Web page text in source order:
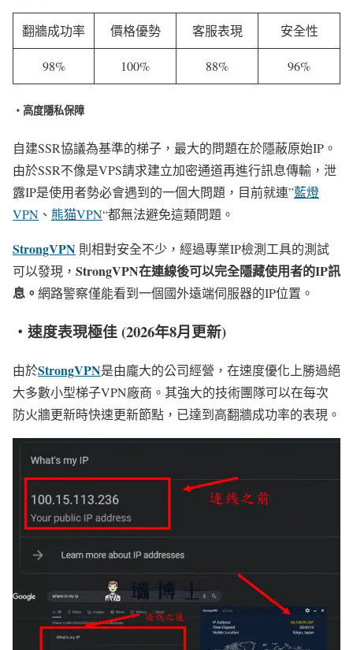
翻牆成功率 價格優勢 客服表現 安全性
98% 100% 88% 96%
・高度隱私保障
自建SSR協議為基準的梯子，最大的問題在於隱蔽原始IP。
由於SSR不像是VPS請求建立加密通道再進行訊息傳輸，泄
露IP是使用者勢必會遇到的一個大問題，目前就連”藍燈
VPN 、 熊猫VPN“都無法避免這類問題。
StrongVPN 則相對安全不少，經過專業IP檢測工具的測試
可以發現， StrongVPN在連線後可以完全隱藏使用者的IP訊
息。 網路警察僅能看到一個國外遠端伺服器的IP位置。
・速度表現極佳 (2026年8月更新)
由於StrongVPN是由龐大的公司經營，在速度優化上勝過絕
大多數小型梯子VPN廠商。其強大的技術團隊可以在每次
防火牆更新時快速更新節點，已達到高翻牆成功率的表現。